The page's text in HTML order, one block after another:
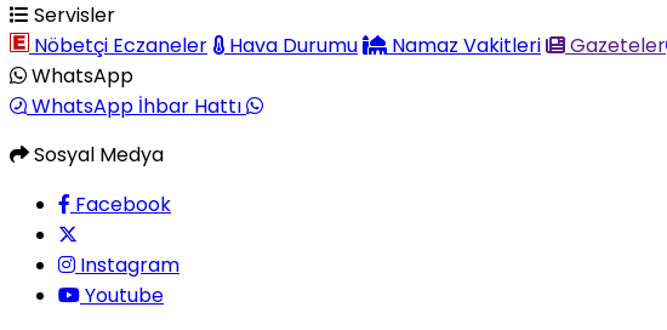
Servisler
Nöbetçi Eczaneler
Hava Durumu Namaz Vakitleri Gazeteler
WhatsApp
WhatsApp İhbar Hattı
Sosyal Medya
Facebook
Instagram
Youtube